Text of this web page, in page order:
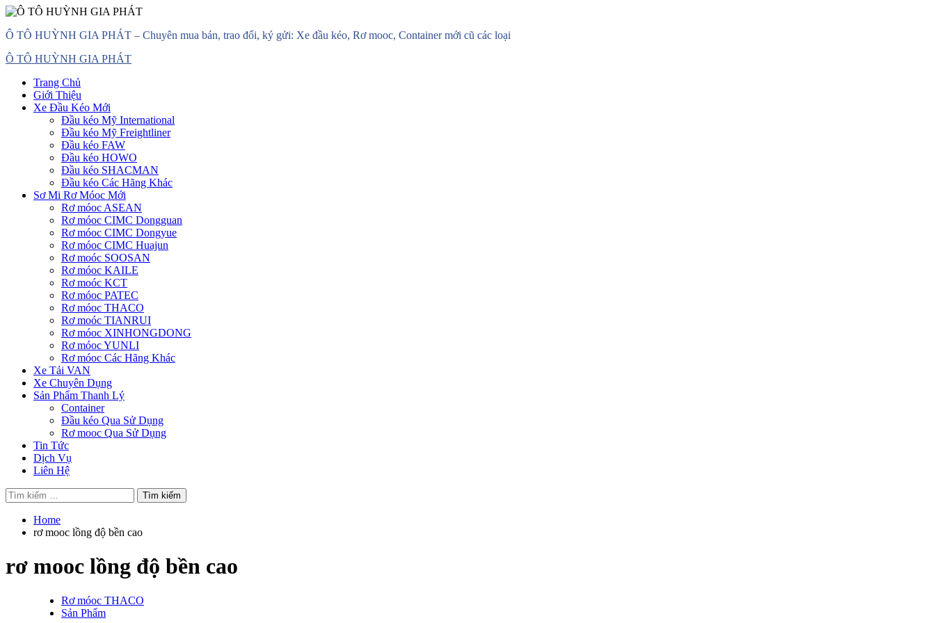
to
Ô TÔ HUỲNH GIA PHÁT – Chuyên mua bán, trao đổi, ký gửi: Xe đầu kéo, Rơ mooc, Container mới cũ các loại
Primary
Ô TÔ HUỲNH GIA PHÁT
Trang Chủ
Giới Thiệu
Xe Đầu Kéo Mới
Đầu kéo Mỹ International
Đầu kéo Mỹ Freightliner
Đầu kéo FAW
Đầu kéo HOWO
Đầu kéo SHACMAN
Đầu kéo Các Hãng Khác
Sơ Mi Rơ Móoc Mới
Rơ móoc ASEAN
Rơ móoc CIMC Dongguan
Rơ móoc CIMC Dongyue
Rơ móoc CIMC Huajun
Rơ moóc SOOSAN
Rơ móoc KAILE
Rơ moóc KCT
Rơ móoc PATEC
Rơ móoc THACO
Rơ moóc TIANRUI
Rơ móoc XINHONGDONG
Rơ móoc YUNLI
Rơ móoc Các Hãng Khác
Xe Tải VAN
Xe Chuyên Dụng
Sản Phẩm Thanh Lý
Container
Đầu kéo Qua Sử Dụng
Rơ mooc Qua Sử Dụng
Tin Tức
Dịch Vụ
Liên Hệ
Tìm
kiếm
cho:
Home
rơ mooc lồng độ bền cao
rơ mooc lồng độ bền cao
Rơ móoc THACO
Sản Phẩm